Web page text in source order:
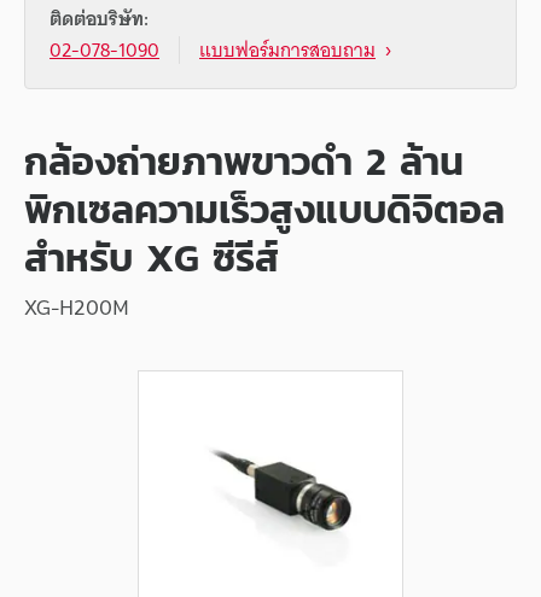
ติดต่อบริษัท:
02-078-1090
แบบฟอร์มการสอบถาม
กล้องถ่ายภาพขาวดำ 2 ล้าน
พิกเซลความเร็วสูงแบบดิจิตอล
สำหรับ XG ซีรีส์
XG-H200M